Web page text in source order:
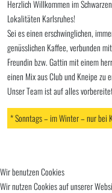
Herzlich Willkommen im
Lokalitäten Karlsruhes!
Sei es einen erschwinglichen,
genüsslichen Kaffee, verbunden
Freundin bzw. Gattin mit einem
einen Mix aus Club und Kneipe zu
Unser Team ist auf alles
* Sonntags – im Winter – nur bei
Wir benutzen Cookies
Wir nutzen Cookies auf unserer